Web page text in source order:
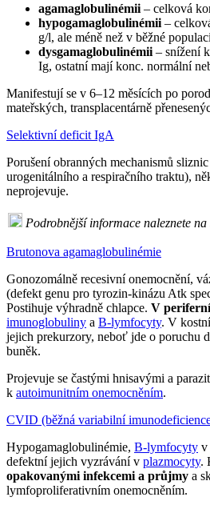
agamaglobulinémii – celková
hypogamaglobulinémii –
g/l, ale méně než v běžné
dysgamaglobulinémii – snížení
Ig, ostatní mají konc. normální
Manifestují se v 6–12 měsících po
mateřských, transplacentárně
Selektivní deficit IgA
Porušení obranných mechanismů
urogenitálního a respiračního traktu),
neprojevuje.
Podrobnější informace naleznete na
Brutonova agamaglobulinémie
Gonozomálně recesivní onemocnění,
(defekt genu pro tyrozin-kinázu Atk
Postihuje výhradně chlapce. V
imunoglobuliny a B-lymfocyty. V
jejich prekurzory, neboť jde o poruchu
buněk.
Projevuje se častými hnisavými a
k autoimunitním onemocněním.
CVID (běžná variabilní
Hypogamaglobulinémie, B-lymfocyty v
defektní jejich vyzrávání v plazmocyty.
opakovanými infekcemi a průjmy a
lymfoproliferativním onemocněním.